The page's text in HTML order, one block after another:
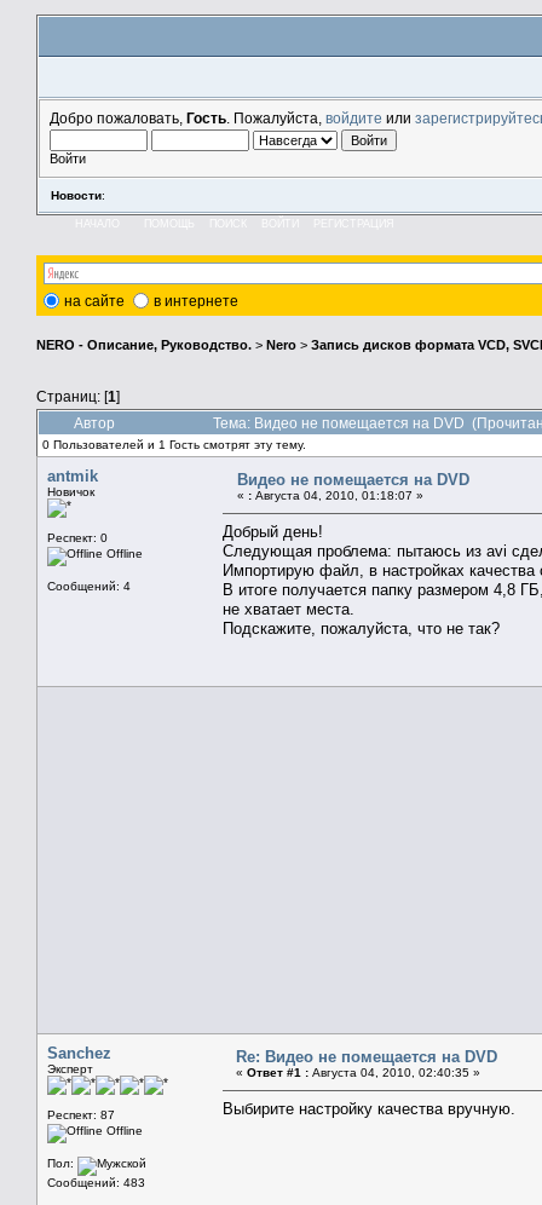
Добро пожаловать, Гость . Пожалуйста, войдите или
Войти
Новости:
ПОМОЩЬ РЕГИСТРАЦИЯ
на сайте в интернете
NERO - Описание, Руководство. > Nero > Запись дисков формата VCD,
Страниц: [1]
Автор
Тема: Видео не помещается на DVD
0 Пользователей и 1 Гость смотрят эту тему.
antmik
Новичок
Респект: 0
Offline
Сообщений: 4
Видео не помещается на DVD
« : Августа 04, 2010, 01:18:07 »
Добрый день!
Следующая проблема: пытаюсь из avi
Импортирую файл, в настройках качества
В итоге получается папку размером 4,8
не хватает места.
Подскажите, пожалуйста, что не так?
Sanchez
Эксперт
Респект: 87
Offline
Пол:
Сообщений: 483
Re: Видео не помещается на DVD
« Ответ #1 : Августа 04, 2010, 02:40:35 »
Выбирите настройку качества вручную.